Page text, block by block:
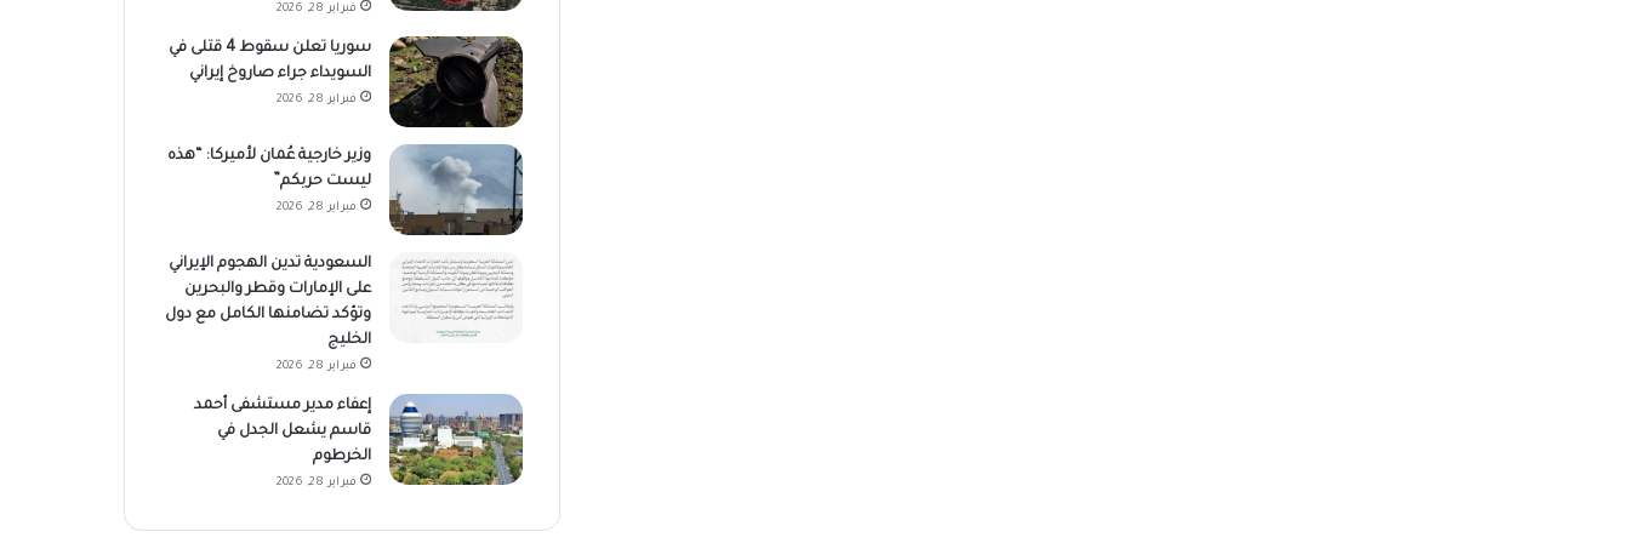
فبراير 28, 2026
سوريا تعلن سقوط 4 قتلى في
السويداء جراء صاروخ إيراني
فبراير 28, 2026
وزير خارجية عُمان لأميركا: “هذه
ليست حربكم”
فبراير 28, 2026
السعودية تدين الهجوم الإيراني
على الإمارات وقطر والبحرين
وتؤكد تضامنها الكامل مع دول
الخليج
فبراير 28, 2026
إعفاء مدير مستشفى أحمد
قاسم يشعل الجدل في
الخرطوم
فبراير 28, 2026